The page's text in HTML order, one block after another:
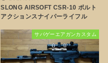
SLONG AIRSOFT CSR-10 ボルト
アクションスナイパーライフル
サバゲーエアガンカスタム